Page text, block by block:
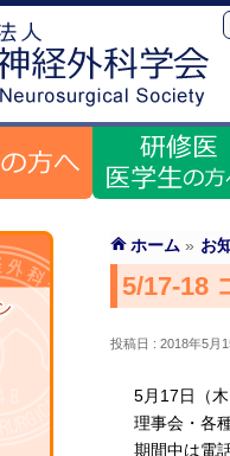
ホーム » お
5/17-18
投稿日 : 2018年5月
5月17日（
理事会・各
期間中は電